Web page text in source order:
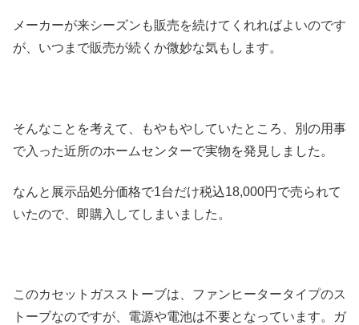
メーカーが来シーズンも販売を続けてくれればよいのです
が、いつまで販売が続くか微妙な気もします。
そんなことを考えて、もやもやしていたところ、別の用事
で入った近所のホームセンターで実物を発見しました。
なんと展示品処分価格で1台だけ税込18,000円で売られて
いたので、即購入してしまいました。
このカセットガスストーブは、ファンヒータータイプのス
トーブなのですが、電源や電池は不要となっています。ガ